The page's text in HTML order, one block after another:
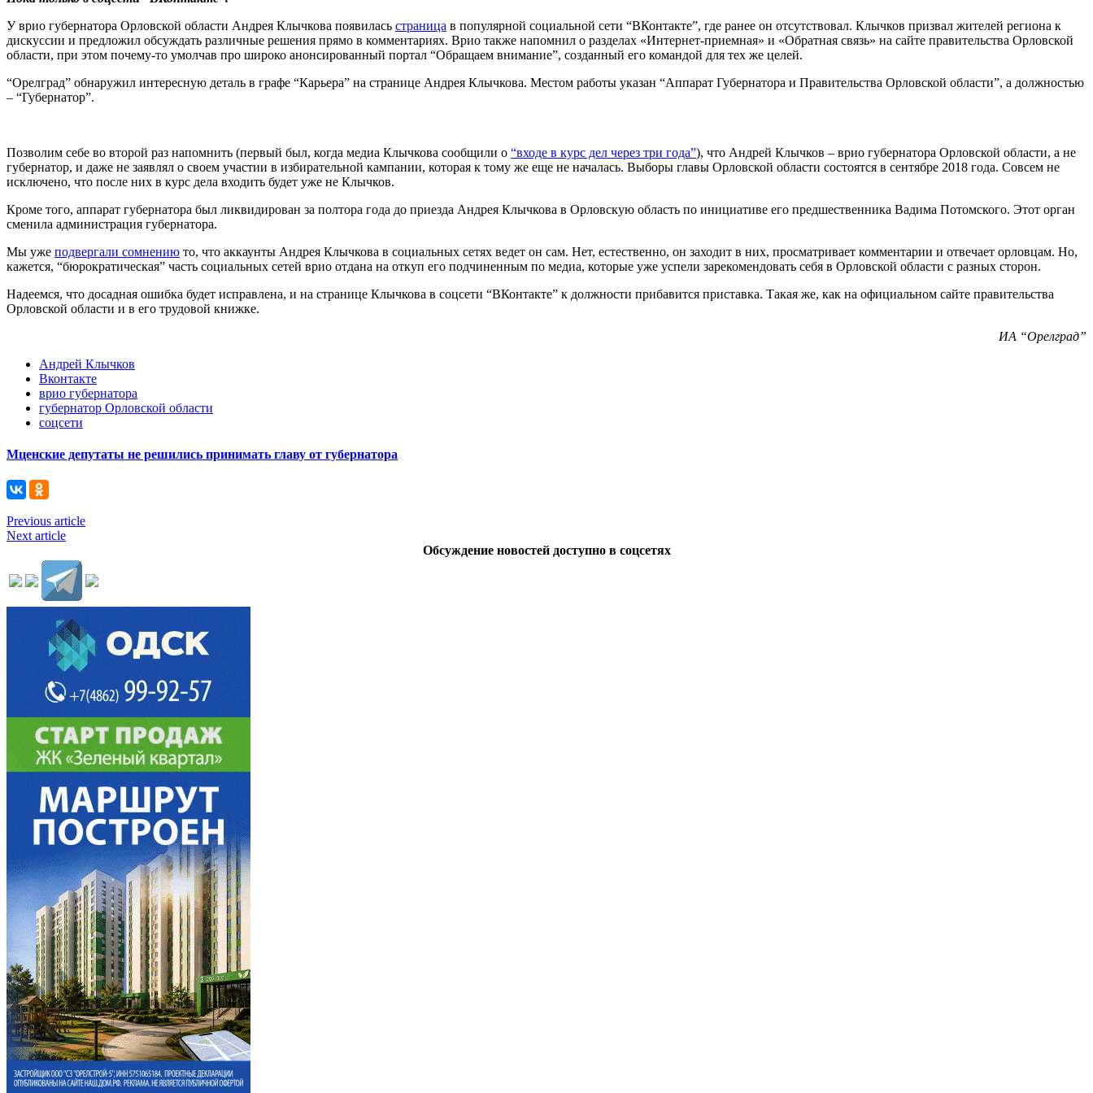
У врио губернатора Орловской области Андрея Клычкова появилась страница в популярной социальной сети “ВКонтакте”, где ранее он отсутствовал. Клычков призвал жителей региона к
дискуссии и предложил обсуждать различные решения прямо в комментариях. Врио также напомнил о разделах «Интернет-приемная» и «Обратная связь» на сайте правительства Орловской
области, при этом почему-то умолчав про широко анонсированный портал “Обращаем внимание”, созданный его командой для тех же целей.
“Орелград” обнаружил интересную деталь в графе “Карьера” на странице Андрея Клычкова. Местом работы указан “Аппарат Губернатора и Правительства Орловской области”, а должностью
– “Губернатор”.
Позволим себе во второй раз напомнить (первый был, когда медиа Клычкова сообщили о “входе в курс дел через три года”), что Андрей Клычков – врио губернатора Орловской области, а не
губернатор, и даже не заявлял о своем участии в избирательной кампании, которая к тому же еще не началась. Выборы главы Орловской области состоятся в сентябре 2018 года. Совсем не
исключено, что после них в курс дела входить будет уже не Клычков.
Кроме того, аппарат губернатора был ликвидирован за полтора года до приезда Андрея Клычкова в Орловскую область по инициативе его предшественника Вадима Потомского. Этот орган
сменила администрация губернатора.
Мы уже подвергали сомнению то, что аккаунты Андрея Клычкова в социальных сетях ведет он сам. Нет, естественно, он заходит в них, просматривает комментарии и отвечает орловцам. Но,
кажется, “бюрократическая” часть социальных сетей врио отдана на откуп его подчиненным по медиа, которые уже успели зарекомендовать себя в Орловской области с разных сторон.
Надеемся, что досадная ошибка будет исправлена, и на странице Клычкова в соцсети “ВКонтакте” к должности прибавится приставка. Такая же, как на официальном сайте правительства
Орловской области и в его трудовой книжке.
ИА “Орелград”
Андрей Клычков
Вконтакте
врио губернатора
губернатор Орловской области
соцсети
Мценские депутаты не решились принимать главу от губернатора
Previous article
Next article
Обсуждение новостей доступно в соцсетях